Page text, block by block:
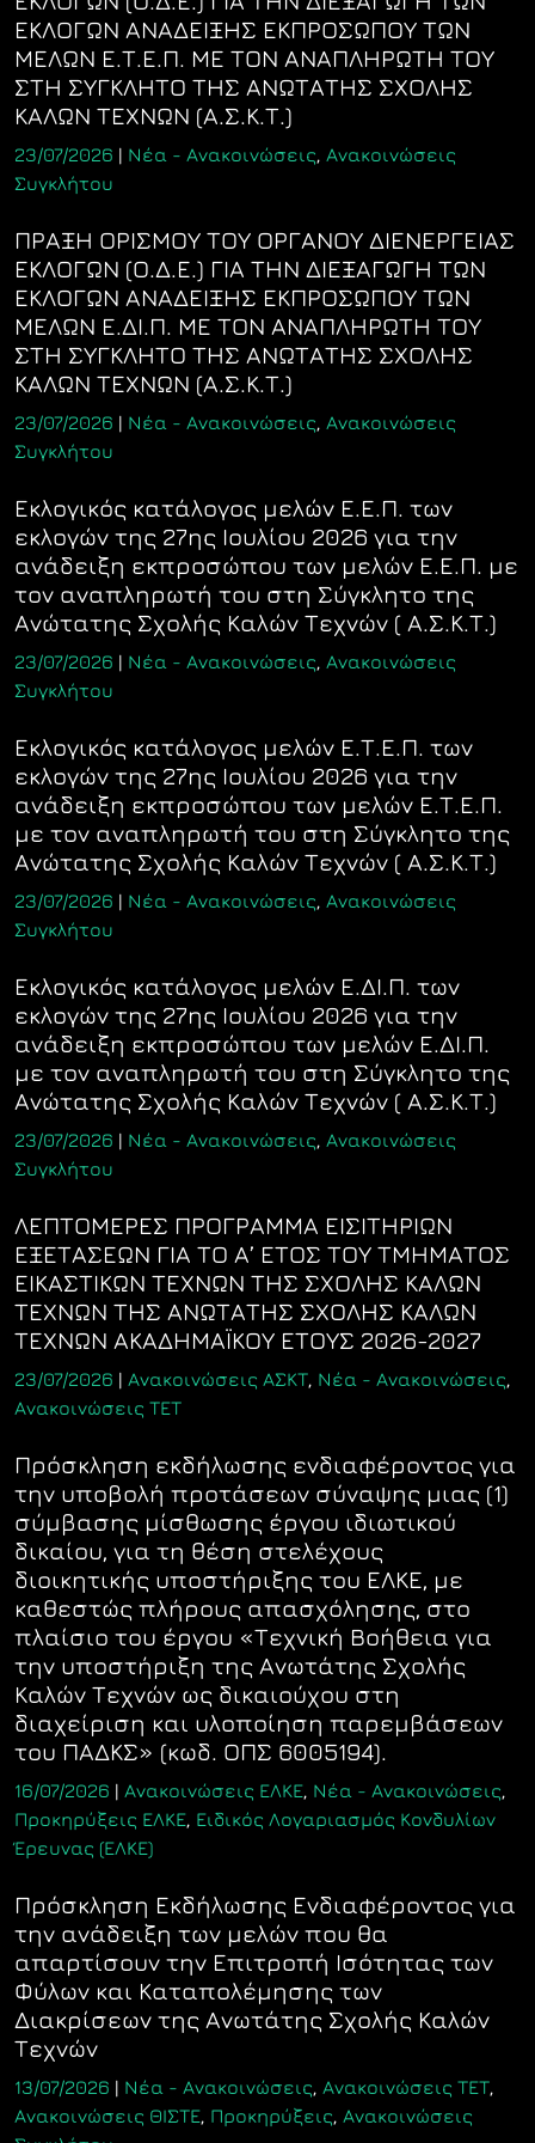
ΕΚΛΟΓΩΝ ΑΝΑΔΕΙΞΗΣ ΕΚΠΡΟΣΩΠΟΥ ΤΩΝ
ΜΕΛΩΝ Ε.Τ.Ε.Π. ΜΕ ΤΟΝ ΑΝΑΠΛΗΡΩΤΗ ΤΟΥ
ΣΤΗ ΣΥΓΚΛΗΤΟ ΤΗΣ ΑΝΩΤΑΤΗΣ ΣΧΟΛΗΣ
ΚΑΛΩΝ ΤΕΧΝΩΝ (Α.Σ.Κ.Τ.)
23/07/2026 | Νέα - Ανακοινώσεις, Ανακοινώσεις
Συγκλήτου
ΠΡΑΞΗ ΟΡΙΣΜΟΥ ΤΟΥ ΟΡΓΑΝΟΥ ΔΙΕΝΕΡΓΕΙΑΣ
ΕΚΛΟΓΩΝ (Ο.Δ.Ε.) ΓΙΑ ΤΗΝ ΔΙΕΞΑΓΩΓΗ ΤΩΝ
ΕΚΛΟΓΩΝ ΑΝΑΔΕΙΞΗΣ ΕΚΠΡΟΣΩΠΟΥ ΤΩΝ
ΜΕΛΩΝ Ε.ΔΙ.Π. ΜΕ ΤΟΝ ΑΝΑΠΛΗΡΩΤΗ ΤΟΥ
ΣΤΗ ΣΥΓΚΛΗΤΟ ΤΗΣ ΑΝΩΤΑΤΗΣ ΣΧΟΛΗΣ
ΚΑΛΩΝ ΤΕΧΝΩΝ (Α.Σ.Κ.Τ.)
23/07/2026 | Νέα - Ανακοινώσεις, Ανακοινώσεις
Συγκλήτου
Εκλογικός κατάλογος μελών Ε.Ε.Π. των
εκλογών της 27ης Ιουλίου 2026 για την
ανάδειξη εκπροσώπου των μελών Ε.Ε.Π. με
τον αναπληρωτή του στη Σύγκλητο της
Ανώτατης Σχολής Καλών Τεχνών ( Α.Σ.Κ.Τ.)
23/07/2026 | Νέα - Ανακοινώσεις, Ανακοινώσεις
Συγκλήτου
Εκλογικός κατάλογος μελών Ε.Τ.Ε.Π. των
εκλογών της 27ης Ιουλίου 2026 για την
ανάδειξη εκπροσώπου των μελών Ε.Τ.Ε.Π.
με τον αναπληρωτή του στη Σύγκλητο της
Ανώτατης Σχολής Καλών Τεχνών ( Α.Σ.Κ.Τ.)
23/07/2026 | Νέα - Ανακοινώσεις, Ανακοινώσεις
Συγκλήτου
Εκλογικός κατάλογος μελών Ε.ΔΙ.Π. των
εκλογών της 27ης Ιουλίου 2026 για την
ανάδειξη εκπροσώπου των μελών Ε.ΔΙ.Π.
με τον αναπληρωτή του στη Σύγκλητο της
Ανώτατης Σχολής Καλών Τεχνών ( Α.Σ.Κ.Τ.)
23/07/2026 | Νέα - Ανακοινώσεις, Ανακοινώσεις
Συγκλήτου
ΛΕΠΤΟΜΕΡΕΣ ΠΡΟΓΡΑΜΜΑ ΕIΣIΤΗΡIΩΝ
ΕΞΕΤΑΣΕΩΝ ΓΙΑ ΤΟ Α’ ΕΤΟΣ ΤΟΥ ΤΜΗΜΑΤΟΣ
ΕΙΚΑΣΤΙΚΩΝ ΤΕΧΝΩΝ ΤΗΣ ΣΧΟΛΗΣ ΚΑΛΩΝ
ΤΕΧΝΩΝ ΤΗΣ ΑΝΩΤΑΤΗΣ ΣΧΟΛΗΣ ΚΑΛΩΝ
ΤΕΧΝΩΝ ΑΚΑΔΗΜΑΪΚΟΥ ΕΤΟΥΣ 2026-2027
23/07/2026 | Ανακοινώσεις ΑΣΚΤ, Νέα - Ανακοινώσεις,
Ανακοινώσεις ΤΕΤ
Πρόσκληση εκδήλωσης ενδιαφέροντος για
την υποβολή προτάσεων σύναψης μιας (1)
σύμβασης μίσθωσης έργου ιδιωτικού
δικαίου, για τη θέση στελέχους
διοικητικής υποστήριξης του ΕΛΚΕ, με
καθεστώς πλήρους απασχόλησης, στο
πλαίσιο του έργου «Τεχνική Βοήθεια για
την υποστήριξη της Ανωτάτης Σχολής
Καλών Τεχνών ως δικαιούχου στη
διαχείριση και υλοποίηση παρεμβάσεων
του ΠΑΔΚΣ» (κωδ. ΟΠΣ 6005194).
16/07/2026 | Ανακοινώσεις ΕΛΚΕ, Νέα - Ανακοινώσεις,
Προκηρύξεις ΕΛΚΕ, Ειδικός Λογαριασμός Κονδυλίων
Έρευνας (ΕΛΚΕ)
Πρόσκληση Εκδήλωσης Ενδιαφέροντος για
την ανάδειξη των μελών που θα
απαρτίσουν την Επιτροπή Ισότητας των
Φύλων και Καταπολέμησης των
Διακρίσεων της Ανωτάτης Σχολής Καλών
Τεχνών
13/07/2026 | Νέα - Ανακοινώσεις, Ανακοινώσεις ΤΕΤ,
Ανακοινώσεις ΘΙΣΤΕ, Προκηρύξεις, Ανακοινώσεις